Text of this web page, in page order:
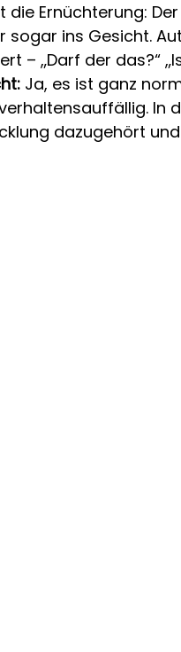
Ernüchterung:
sogar ins Gesicht.
– „Darf der das?“
Ja, es ist ganz
In
dazugehört